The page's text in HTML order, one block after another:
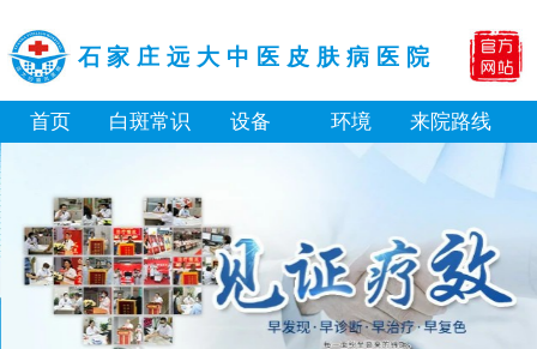
石家庄远大中医皮肤病医院
首页 白斑常识 设备 环境 来院路线
淘宝购买的伍德灯检查白斑准确吗
大面积白斑做全身仓光疗怎么样